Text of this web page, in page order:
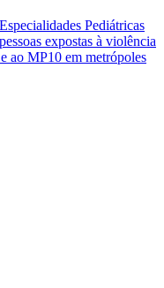
Pediátricas
expostas à violência
ao MP10 em metrópoles